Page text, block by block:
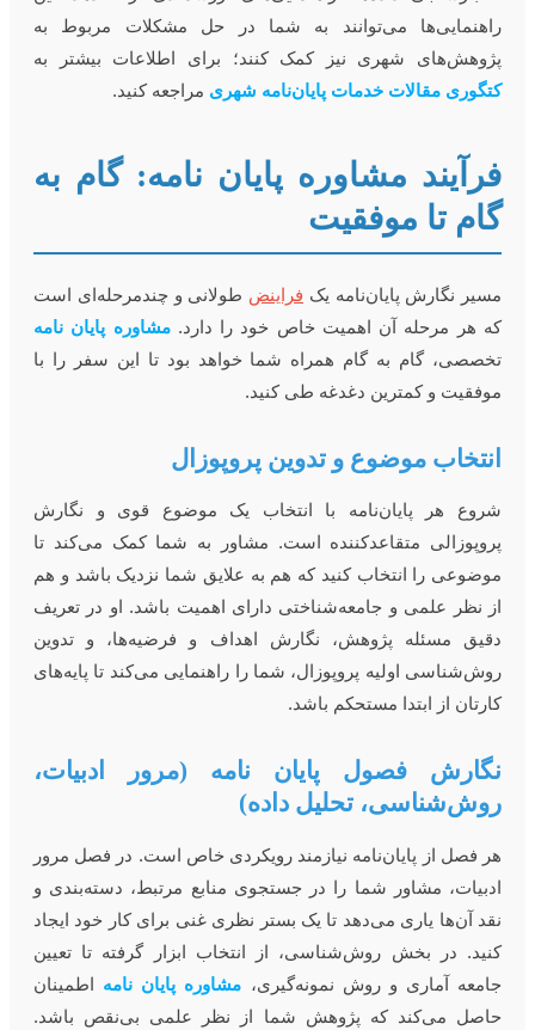
می‌توانند به شما در حل مشکلات مربوط به
شهری نیز کمک کنند؛ برای اطلاعات بیشتر به
مقالات خدمات پایان‌نامه شهریمراجعه کنید.
مشاوره پایان نامه: گام به
تا موفقیت
نگارش پایان‌نامه یکفراینض طولانی و چندمرحله‌ای است
هر مرحله آن اهمیت خاص خود را دارد.مشاوره پایان نامه
گام به گام همراه شما خواهد بود تا این سفر را با
و کمترین دغدغه طی کنید.
موضوع و تدوین پروپوزال
هر پایان‌نامه با انتخاب یک موضوع قوی و نگارش
متقاعدکننده است. مشاور به شما کمک می‌کند تا
را انتخاب کنید که هم به علایق شما نزدیک باشد و هم
نظر علمی و جامعه‌شناختی دارای اهمیت باشد. او در تعریف
مسئله پژوهش، نگارش اهداف و فرضیه‌ها، و تدوین
اولیه پروپوزال، شما را راهنمایی می‌کند تا پایه‌های
از ابتدا مستحکم باشد.
فصول پایان نامه (مرور ادبیات،
تحلیل داده)
فصل از پایان‌نامه نیازمند رویکردی خاص است. در فصل مرور
مشاور شما را در جستجوی منابع مرتبط، دسته‌بندی و
آن‌ها یاری می‌دهد تا یک بستر نظری غنی برای کار خود ایجاد
در بخش روش‌شناسی، از انتخاب ابزار گرفته تا تعیین
آماری و روش نمونه‌گیری،مشاوره پایان نامه اطمینان
می‌کند که پژوهش شما از نظر علمی بی‌نقص باشد.